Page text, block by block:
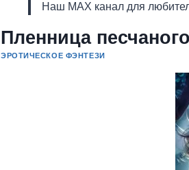
Наш MAX канал для
Пленница
ЭРОТИЧЕСКОЕ ФЭНТЕЗИ